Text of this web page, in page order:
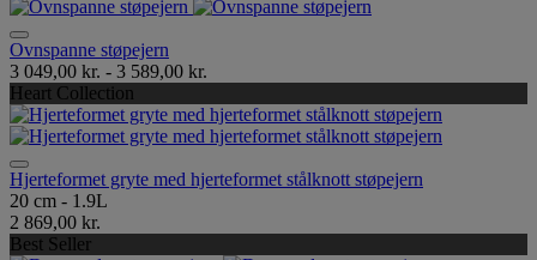
Ovnspanne støpejern
3 049,00 kr. - 3 589,00 kr.
Heart Collection
Hjerteformet gryte med hjerteformet stålknott støpejern
20 cm - 1.9L
2 869,00 kr.
Best Seller